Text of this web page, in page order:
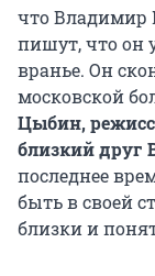
что Владимир
пишут, что он
вранье. Он
московской
Цыбин,
близкий друг
последнее
быть в своей
близки и